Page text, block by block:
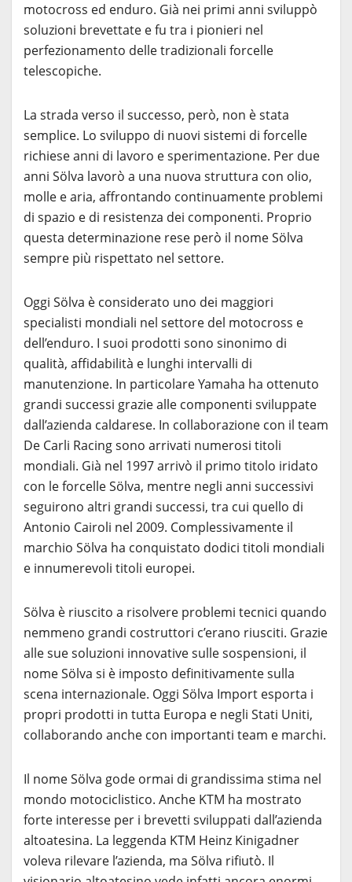
motocross ed enduro. Già nei primi anni sviluppò
soluzioni brevettate e fu tra i pionieri nel
perfezionamento delle tradizionali forcelle
telescopiche.
La strada verso il successo, però, non è stata
semplice. Lo sviluppo di nuovi sistemi di forcelle
richiese anni di lavoro e sperimentazione. Per due
anni Sölva lavorò a una nuova struttura con olio,
molle e aria, affrontando continuamente problemi
di spazio e di resistenza dei componenti. Proprio
questa determinazione rese però il nome Sölva
sempre più rispettato nel settore.
Oggi Sölva è considerato uno dei maggiori
specialisti mondiali nel settore del motocross e
dell’enduro. I suoi prodotti sono sinonimo di
qualità, affidabilità e lunghi intervalli di
manutenzione. In particolare Yamaha ha ottenuto
grandi successi grazie alle componenti sviluppate
dall’azienda caldarese. In collaborazione con il team
De Carli Racing sono arrivati numerosi titoli
mondiali. Già nel 1997 arrivò il primo titolo iridato
con le forcelle Sölva, mentre negli anni successivi
seguirono altri grandi successi, tra cui quello di
Antonio Cairoli nel 2009. Complessivamente il
marchio Sölva ha conquistato dodici titoli mondiali
e innumerevoli titoli europei.
Sölva è riuscito a risolvere problemi tecnici quando
nemmeno grandi costruttori c’erano riusciti. Grazie
alle sue soluzioni innovative sulle sospensioni, il
nome Sölva si è imposto definitivamente sulla
scena internazionale. Oggi Sölva Import esporta i
propri prodotti in tutta Europa e negli Stati Uniti,
collaborando anche con importanti team e marchi.
Il nome Sölva gode ormai di grandissima stima nel
mondo motociclistico. Anche KTM ha mostrato
forte interesse per i brevetti sviluppati dall’azienda
altoatesina. La leggenda KTM Heinz Kinigadner
voleva rilevare l’azienda, ma Sölva rifiutò. Il